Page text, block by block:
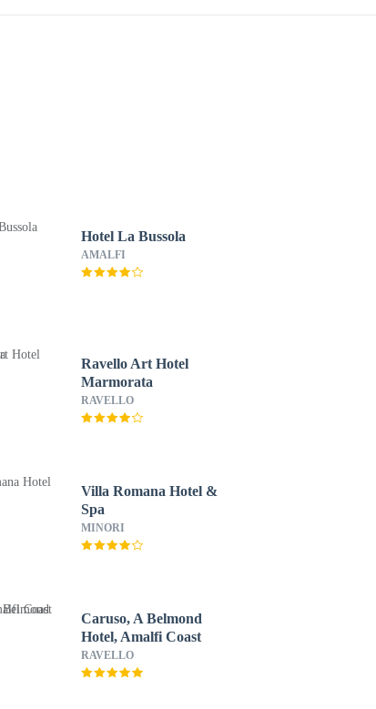
Hotel La Bussola
AMALFI
Ravello Art Hotel
Marmorata
RAVELLO
Villa Romana Hotel &
Spa
MINORI
Caruso, A Belmond
Hotel, Amalfi Coast
RAVELLO